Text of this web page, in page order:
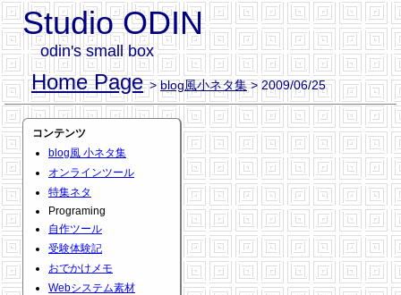
Studio ODIN
odin's small box
Home Page >blog風小ネタ集> 2009/06/25
コンテンツ
blog風 小ネタ集
オンラインツール
特集ネタ
Programing
自作ツール
受験体験記
おでかけメモ
Webシステム素材